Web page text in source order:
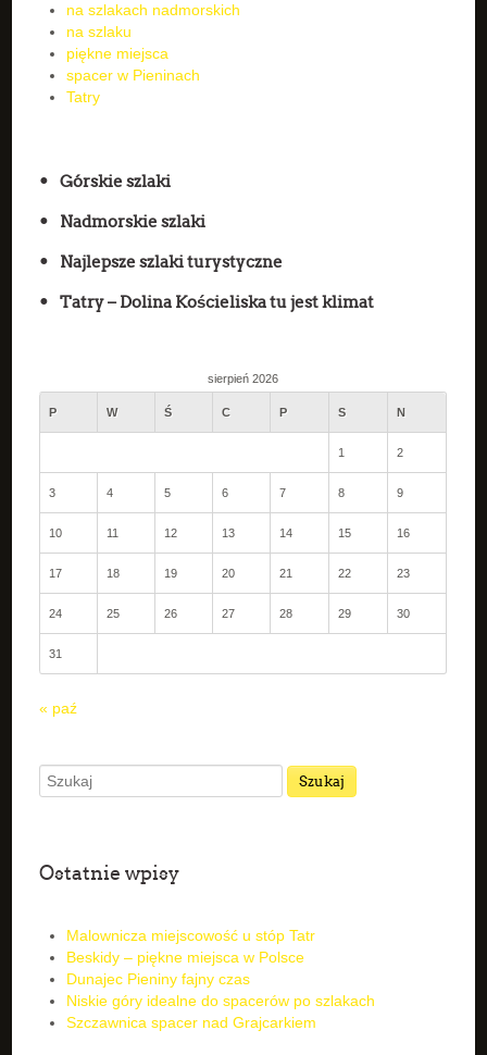
na szlakach nadmorskich
na szlaku
piękne miejsca
spacer w Pieninach
Tatry
Górskie szlaki
Nadmorskie szlaki
Najlepsze szlaki turystyczne
Tatry – Dolina Kościeliska tu jest klimat
sierpień 2026
P W Ś C P S N
1 2
3 4 5 6 7 8 9
10 11 12 13 14 15 16
17 18 19 20 21 22 23
24 25 26 27 28 29 30
31
« paź
Ostatnie wpisy
Malownicza miejscowość u stóp Tatr
Beskidy – piękne miejsca w Polsce
Dunajec Pieniny fajny czas
Niskie góry idealne do spacerów po szlakach
Szczawnica spacer nad Grajcarkiem